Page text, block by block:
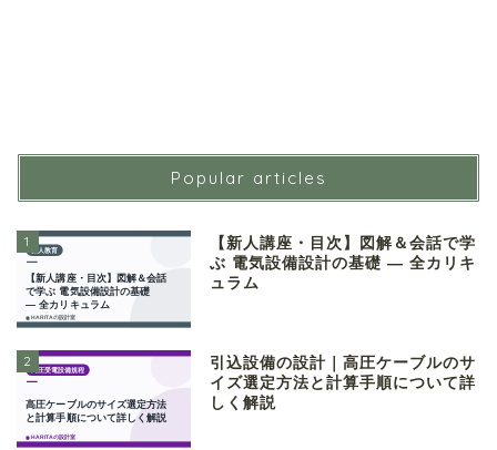
Popular articles
1
【新人講座・目次】図解＆会話で学
ぶ 電気設備設計の基礎 ― 全カリキ
ュラム
2
引込設備の設計｜高圧ケーブルのサ
イズ選定方法と計算手順について詳
しく解説